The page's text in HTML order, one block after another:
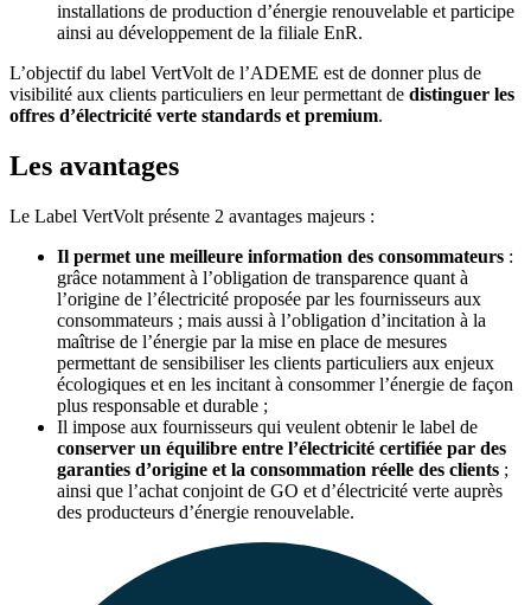
installations de production d’énergie renouvelable et participe
ainsi au développement de la filiale EnR.
L’objectif du label VertVolt de l’ADEME est de donner plus de
visibilité aux clients particuliers en leur permettant de distinguer les
offres d’électricité verte standards et premium.
Les avantages
Le Label VertVolt présente 2 avantages majeurs :
Il permet une meilleure information des consommateurs :
grâce notamment à l’obligation de transparence quant à
l’origine de l’électricité proposée par les fournisseurs aux
consommateurs ; mais aussi à l’obligation d’incitation à la
maîtrise de l’énergie par la mise en place de mesures
permettant de sensibiliser les clients particuliers aux enjeux
écologiques et en les incitant à consommer l’énergie de façon
plus responsable et durable ;
Il impose aux fournisseurs qui veulent obtenir le label de
conserver un équilibre entre l’électricité certifiée par des
garanties d’origine et la consommation réelle des clients ;
ainsi que l’achat conjoint de GO et d’électricité verte auprès
des producteurs d’énergie renouvelable.